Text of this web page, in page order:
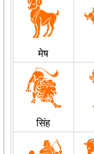
मेष
सिंह